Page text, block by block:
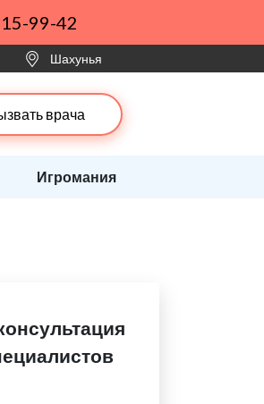
99-42
Шахунья
врача
Игромания